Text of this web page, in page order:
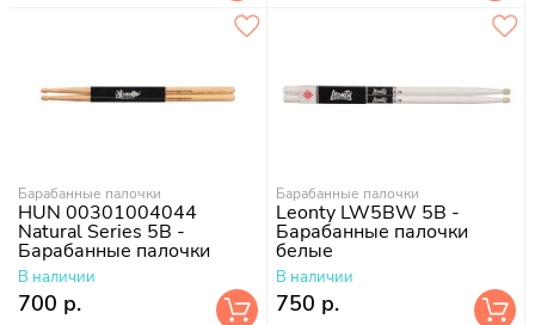
Барабанные палочки
HUN 00301004044
Natural Series 5B -
Барабанные палочки
В наличии
700 р.
Барабанные палочки
Leonty LW5BW 5B -
Барабанные палочки
белые
В наличии
750 р.